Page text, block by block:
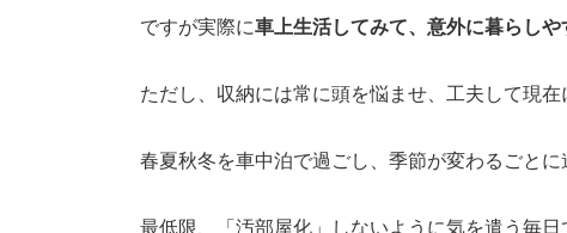
ですが実際に車上生活してみて、意外に暮らしや
ただし、収納には常に頭を悩ませ、工夫して現在
春夏秋冬を車中泊で過ごし、季節が変わるごとに
最低限、「汚部屋化」しないように気を遣う毎日